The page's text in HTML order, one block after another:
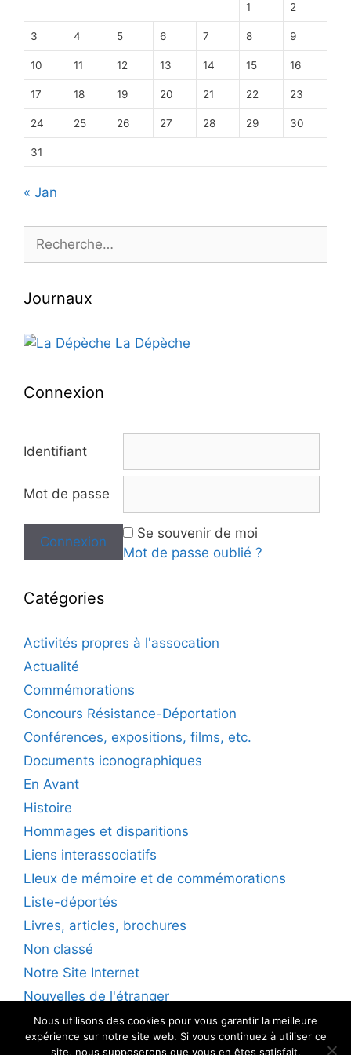
1 2
3 4 5 6 7 8 9
10 11 12 13 14 15 16
17 18 19 20 21 22 23
24 25 26 27 28 29 30
31
« Jan
Rechercher :
Journaux
La Dépèche
Connexion
Identifiant
Mot de passe
Se souvenir de moi
Mot de passe oublié ?
Catégories
Activités propres à l'assocation
Actualité
Commémorations
Concours Résistance-Déportation
Conférences, expositions, films, etc.
Documents iconographiques
En Avant
Histoire
Hommages et disparitions
Liens interassociatifs
LIeux de mémoire et de commémorations
Liste-déportés
Livres, articles, brochures
Non classé
Notre Site Internet
Nouvelles de l'étranger
Nous utilisons des cookies pour vous garantir la meilleure
expérience sur notre site web. Si vous continuez à utiliser ce
site, nous supposerons que vous en êtes satisfait.